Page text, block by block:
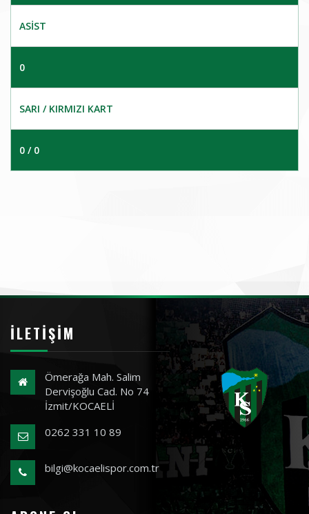
ASIST
0
SARI / KIRMIZI KART
0 / 0
İLETIŞIM
Ömerağa Mah. Salim
Dervişoğlu Cad. No 74
İzmit/KOCAELİ
0262 331 10 89
bilgi@kocaelispor.com.tr